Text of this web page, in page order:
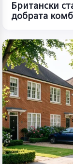
Британски
добрата